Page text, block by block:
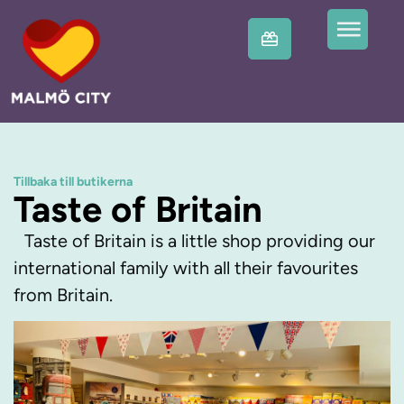
Tillbaka till butikerna
Taste of Britain
Taste of Britain is a little shop providing our
international family with all their favourites
from Britain.